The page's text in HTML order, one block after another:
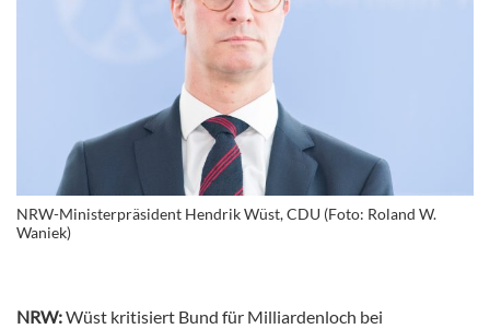
NRW-Ministerpräsident Hendrik Wüst, CDU (Foto: Roland W.
Waniek)
NRW:Wüst kritisiert Bund für Milliardenloch bei